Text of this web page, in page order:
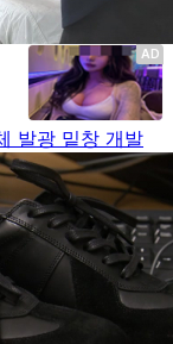
발광 밑창 개발